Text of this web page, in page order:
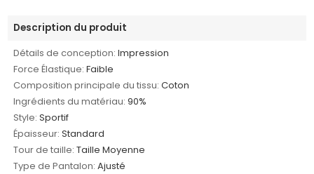
Description du produit
Détails de conception: Impression
Force Élastique: Faible
Composition principale du tissu: Coton
Ingrédients du matériau: 90%
Style: Sportif
Épaisseur: Standard
Tour de taille: Taille Moyenne
Type de Pantalon: Ajusté